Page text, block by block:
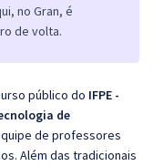
no Gran, é
de volta.
público do IFPE -
de
de professores
Além das tradicionais